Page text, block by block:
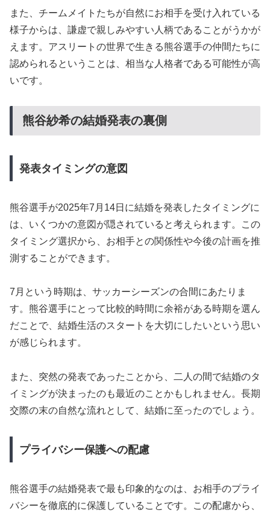
また、チームメイトたちが自然にお相手を受け入れている
様子からは、謙虚で親しみやすい人柄であることがうかが
えます。アスリートの世界で生きる熊谷選手の仲間たちに
認められるということは、相当な人格者である可能性が高
いです。
熊谷紗希の結婚発表の裏側
発表タイミングの意図
熊谷選手が2025年7月14日に結婚を発表したタイミングに
は、いくつかの意図が隠されていると考えられます。この
タイミング選択から、お相手との関係性や今後の計画を推
測することができます。
7月という時期は、サッカーシーズンの合間にあたりま
す。熊谷選手にとって比較的時間に余裕がある時期を選ん
だことで、結婚生活のスタートを大切にしたいという思い
が感じられます。
また、突然の発表であったことから、二人の間で結婚のタ
イミングが決まったのも最近のことかもしれません。長期
交際の末の自然な流れとして、結婚に至ったのでしょう。
プライバシー保護への配慮
熊谷選手の結婚発表で最も印象的なのは、お相手のプライ
バシーを徹底的に保護していることです。この配慮から、